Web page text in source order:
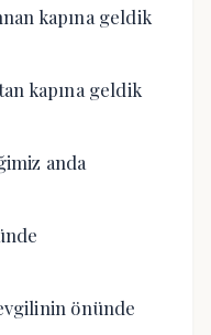
kapına geldik
kapına geldik
anda
önünde